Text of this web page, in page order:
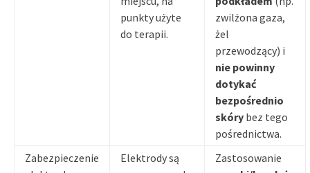
punkty użyte
do terapii.
zwilżona gaza,
żel
przewodzący) i
nie powinny
dotykać
bezpośrednio
skóry bez tego
pośrednictwa.
Zabezpieczenie
Elektrody są
Zastosowanie